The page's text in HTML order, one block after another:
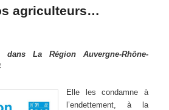
agriculteurs…
La Région Auvergne-Rhône-
Elle les condamne à
l’endettement, à la